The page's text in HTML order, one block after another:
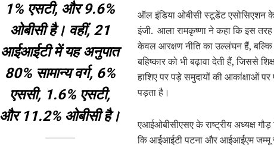
1% एसटी, और 9.6%
ओबीसी है। वहीं, 21
आईआईटी में यह अनुपात
80% सामान्य वर्ग, 6%
एससी, 1.6% एसटी,
और 11.2% ओबीसी है।
ऑल इंडिया ओबीसी स्टूडेंट एसोसिएशन के
इंजी. आला रामकृष्णा ने कहा कि इस
केवल आरक्षण नीति का उल्लंघन हैं, बल्कि
बहिष्कार को भी बढ़ावा देती हैं, जिससे
हाशिए पर पड़े समुदायों की आकांक्षाओं
पड़ता है।
एआईओबीसीएसए के राष्ट्रीय अध्यक्ष
कि आईआईटी पटना और आईआईएम